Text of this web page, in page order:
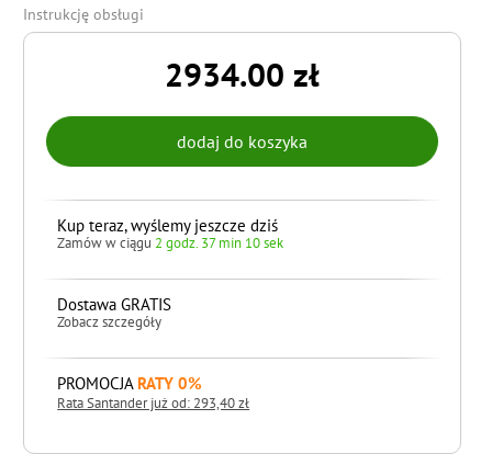
Instrukcję obsługi
2934.00 zł
Kup teraz, wyślemy jeszcze dziś
Zamów w ciągu 2 godz. 37 min 9 sek
Dostawa GRATIS
Zobacz szczegóły
PROMOCJA RATY 0%
Rata Santander już od: 293,40 zł